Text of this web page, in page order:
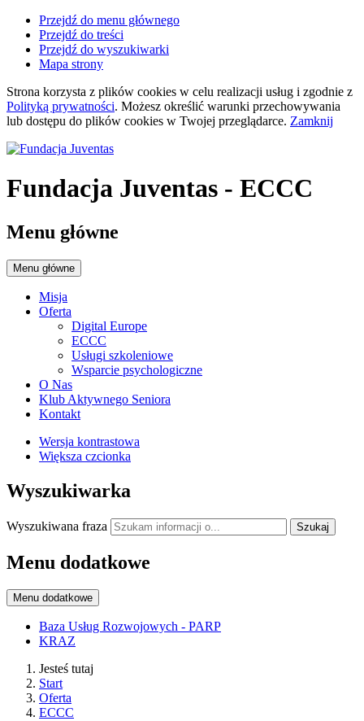
Przejdź do menu głównego
Przejdź do treści
Przejdź do wyszukiwarki
Mapa strony
Strona korzysta z plików cookies w celu realizacji usług i zgodnie z
Polityką prywatności. Możesz określić warunki przechowywania
lub dostępu do plików cookies w Twojej przeglądarce. Zamknij
Fundacja Juventas - ECCC
Menu główne
Menu główne
Misja
Oferta
Digital Europe
ECCC
Usługi szkoleniowe
Wsparcie psychologiczne
O Nas
Klub Aktywnego Seniora
Kontakt
Wersja kontrastowa
Większa czcionka
Wyszukiwarka
Wyszukiwana fraza Szukaj
Menu dodatkowe
Menu dodatkowe
Baza Usług Rozwojowych - PARP
KRAZ
Jesteś tutaj
Start
Oferta
ECCC